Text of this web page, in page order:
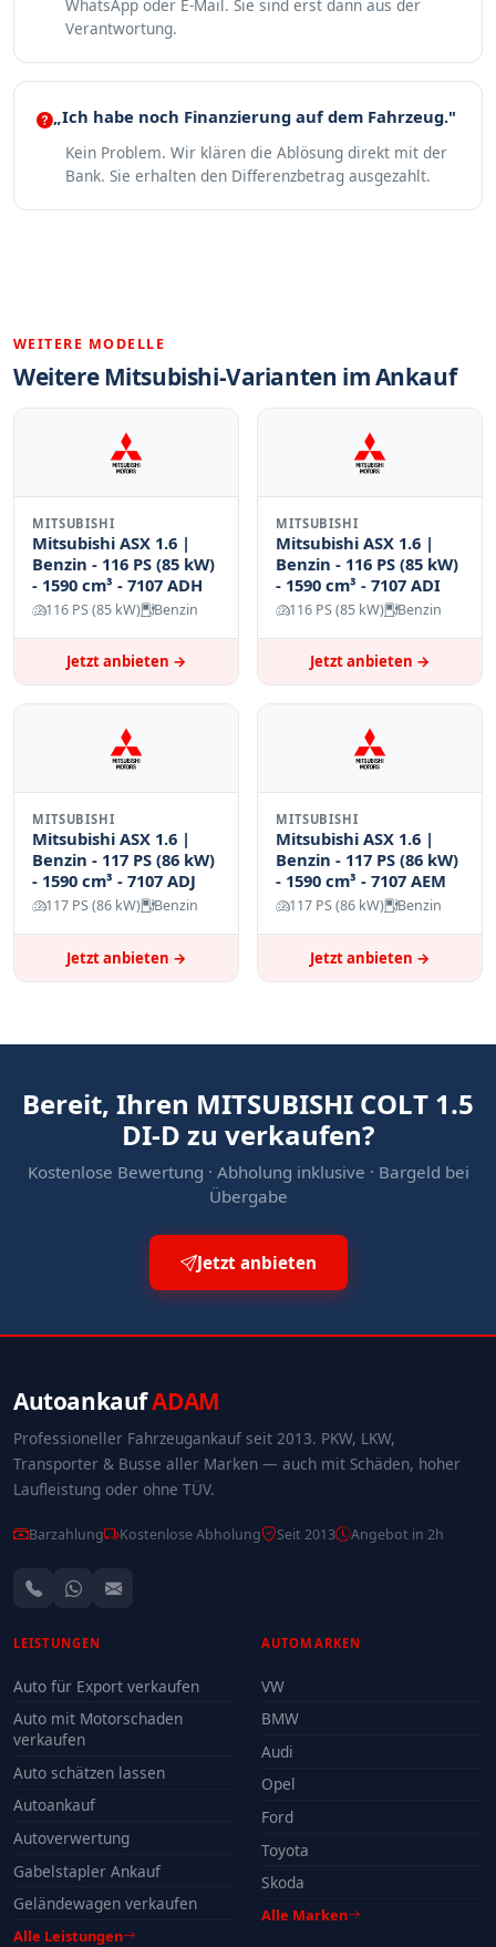
WhatsApp oder E-Mail. Sie sind erst dann aus der
Verantwortung.
„Ich habe noch Finanzierung auf dem Fahrzeug."
Kein Problem. Wir klären die Ablösung direkt mit der
Bank. Sie erhalten den Differenzbetrag ausgezahlt.
WEITERE MODELLE
Weitere Mitsubishi-Varianten im Ankauf
MITSUBISHI
Mitsubishi ASX 1.6 |
Benzin - 116 PS (85 kW)
- 1590 cm³ - 7107 ADH
116 PS (85 kW) Benzin
Jetzt anbieten →
MITSUBISHI
Mitsubishi ASX 1.6 |
Benzin - 116 PS (85 kW)
- 1590 cm³ - 7107 ADI
116 PS (85 kW) Benzin
Jetzt anbieten →
MITSUBISHI
Mitsubishi ASX 1.6 |
Benzin - 117 PS (86 kW)
- 1590 cm³ - 7107 ADJ
117 PS (86 kW) Benzin
Jetzt anbieten →
MITSUBISHI
Mitsubishi ASX 1.6 |
Benzin - 117 PS (86 kW)
- 1590 cm³ - 7107 AEM
117 PS (86 kW) Benzin
Jetzt anbieten →
Bereit, Ihren MITSUBISHI COLT 1.5
DI-D zu verkaufen?
Kostenlose Bewertung · Abholung inklusive · Bargeld bei
Übergabe
Jetzt anbieten
AutoankaufADAM
Professioneller Fahrzeugankauf seit 2013. PKW, LKW,
Transporter & Busse aller Marken — auch mit Schäden, hoher
Laufleistung oder ohne TÜV.
Barzahlung Kostenlose Abholung Seit 2013 Angebot in 2h
LEISTUNGEN
Auto für Export verkaufen
Auto mit Motorschaden
verkaufen
Auto schätzen lassen
Autoankauf
Autoverwertung
Gabelstapler Ankauf
Geländewagen verkaufen
Alle Leistungen
AUTOMARKEN
VW
BMW
Audi
Opel
Ford
Toyota
Skoda
Alle Marken